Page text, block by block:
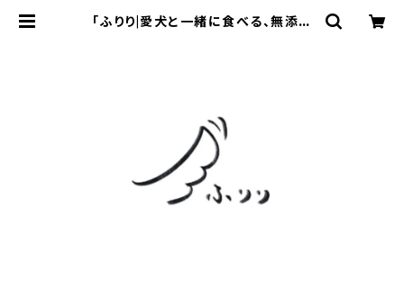
「ふりり|愛犬と一緒に食べる、無添加